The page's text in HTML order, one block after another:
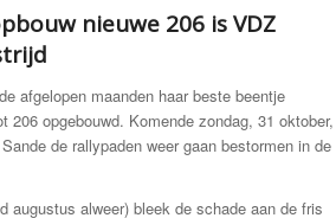
nieuwe 206 is VDZ
afgelopen maanden haar beste beentje
206 opgebouwd. Komende zondag, 31 oktober,
de rallypaden weer gaan bestormen in de
augustus alweer) bleek de schade aan de fris